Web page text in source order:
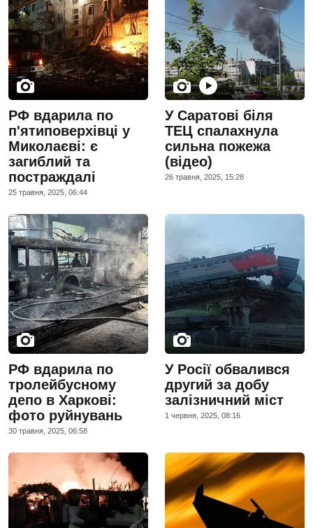
РФ вдарила по
п'ятиповерхівці у
Миколаєві: є
загиблий та
постраждалі
25 травня, 2025, 06:44
У Саратові біля
ТЕЦ спалахнула
сильна пожежа
(відео)
26 травня, 2025, 15:28
РФ вдарила по
тролейбусному
депо в Харкові:
фото руйнувань
30 травня, 2025, 06:58
У Росії обвалився
другий за добу
залізничний міст
1 червня, 2025, 08:16